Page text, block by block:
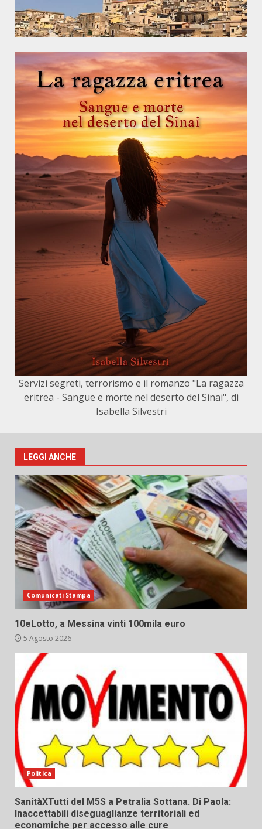
Servizi segreti, terrorismo e il romanzo "La ragazza
eritrea - Sangue e morte nel deserto del Sinai", di
Isabella Silvestri
LEGGI ANCHE
Comunicati Stampa
10eLotto, a Messina vinti 100mila euro
5 Agosto 2026
Politica
SanitàXTutti del M5S a Petralia Sottana. Di Paola:
Inaccettabili diseguaglianze territoriali ed
economiche per accesso alle cure